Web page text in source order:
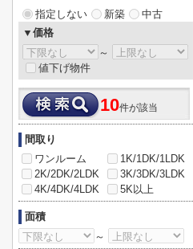
指定しない 新築
中古
▼価格
～
値下げ物件
10件が該当
間取り
ワンルーム
1K/1DK/1LDK
2K/2DK/2LDK
3K/3DK/3LDK
4K/4DK/4LDK
5K以上
面積
～